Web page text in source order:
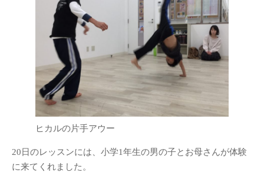
ヒカルの片手アウー
20日のレッスンには、小学1年生の男の子とお母さんが体験
に来てくれました。